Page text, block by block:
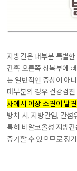
지방간은 대부분 특별
간혹 오른쪽 상복부에
는 일반적인 증상이 아
대부분의 경우 건강검
사에서 이상 소견이 발
방치 시, 지방간염, 간섬
특히 비알코올성 지방
증가할 수 있으므로 정